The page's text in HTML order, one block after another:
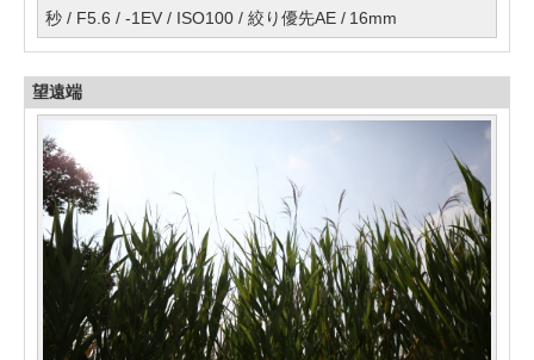
秒 / F5.6 / -1EV / ISO100 / 絞り優先AE / 16mm
望遠端